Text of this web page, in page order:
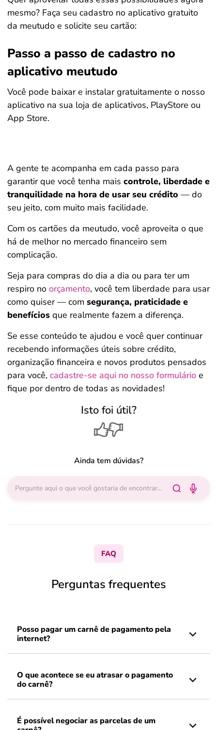
mesmo? Faça seu cadastro no aplicativo gratuito
da meutudo e solicite seu cartão:
Passo a passo de cadastro no
aplicativo meutudo
Você pode baixar e instalar gratuitamente o nosso
aplicativo na sua loja de aplicativos, PlayStore ou
App Store.
A gente te acompanha em cada passo para
garantir que você tenha mais controle, liberdade e
tranquilidade na hora de usar seu crédito — do
seu jeito, com muito mais facilidade.
Com os cartões da meutudo, você aproveita o que
há de melhor no mercado financeiro sem
complicação.
Seja para compras do dia a dia ou para ter um
respiro no orçamento, você tem liberdade para usar
como quiser — com segurança, praticidade e
benefícios que realmente fazem a diferença.
Se esse conteúdo te ajudou e você quer continuar
recebendo informações úteis sobre crédito,
organização financeira e novos produtos pensados
para você, cadastre-se aqui no nosso formulário e
fique por dentro de todas as novidades!
Isto foi útil?
Ainda tem dúvidas?
FAQ
Perguntas frequentes
Posso pagar um carnê de pagamento pela
internet?
O que acontece se eu atrasar o pagamento
do carnê?
É possível negociar as parcelas de um